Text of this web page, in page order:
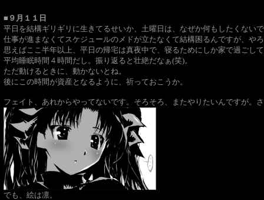
■９月１１日
平日を結構ギリギリに生きてるせいか、土曜日は、なぜか何もしたくない
仕事が進まなくてスケジュールのメドが立たなくて結構困るんですが、や
思えばここ半年以上、平日の帰宅は真夜中で、寝るためにしか家で過ごし
平均睡眠時間４時間だし。振り返ると壮絶だなぁ(笑)。
ただ動けるときに、動かないとね。
後にこの時間が資産となるように、祈っておこうか。
フェイト、あれからやってないです。そろそろ、またやりたいんですが。
でも、絵は凛。